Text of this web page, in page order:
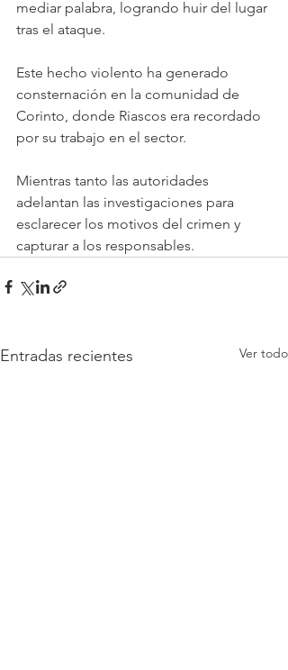
mediar palabra, logrando huir del lugar
tras el ataque.
Este hecho violento ha generado
consternación en la comunidad de
Corinto, donde Riascos era recordado
por su trabajo en el sector.
Mientras tanto las autoridades
adelantan las investigaciones para
esclarecer los motivos del crimen y
capturar a los responsables.
Entradas recientes Ver todo